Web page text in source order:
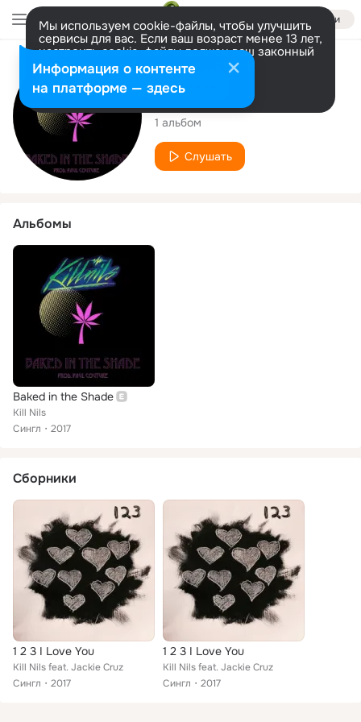
Войти
Мы используем cookie-файлы, чтобы улучшить
сервисы для вас. Если ваш возраст менее 13 лет,
настроить cookie-файлы должен ваш законный
представитель. Больше информации
Разрешить все Настроить
Исполнитель
Kill Nils
1 альбом
Слушать
Альбомы
Baked in the Shade
Kill Nils
Сингл
2017
Сборники
1 2 3 I Love You
Kill Nils feat. Jackie Cruz
Сингл
2017
1 2 3 I Love You
Kill Nils feat. Jackie Cruz
Сингл
2017
Информация о контенте
на платформе — здесь